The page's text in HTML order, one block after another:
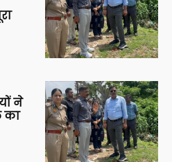
ने
का